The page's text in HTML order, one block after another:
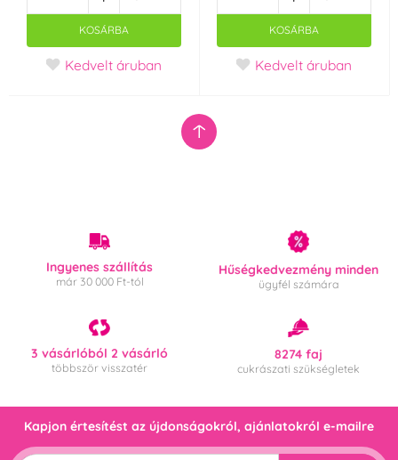
KOSÁRBA
Kedvelt áruban
KOSÁRBA
Kedvelt áruban
Ingyenes szállítás
már 30 000 Ft-tól
Hűségkedvezmény minden
ügyfél számára
3 vásárlóból 2 vásárló
többször visszatér
8274 faj
cukrászati szükségletek
Kapjon értesítést az újdonságokról, ajánlatokról e-mailre